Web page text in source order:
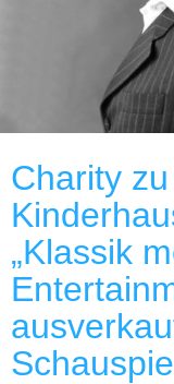
Charity
„Klassik